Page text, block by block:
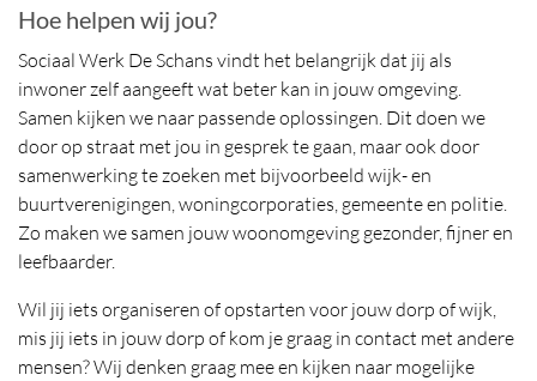
Hoe helpen wij jou?
Sociaal Werk De Schans vindt het belangrijk dat jij als
inwoner zelf aangeeft wat beter kan in jouw omgeving.
Samen kijken we naar passende oplossingen. Dit doen we
door op straat met jou in gesprek te gaan, maar ook door
samenwerking te zoeken met bijvoorbeeld wijk- en
buurtverenigingen, woningcorporaties, gemeente en politie.
Zo maken we samen jouw woonomgeving gezonder, fijner en
leefbaarder.
Wil jij iets organiseren of opstarten voor jouw dorp of wijk,
mis jij iets in jouw dorp of kom je graag in contact met andere
mensen? Wij denken graag mee en kijken naar mogelijke